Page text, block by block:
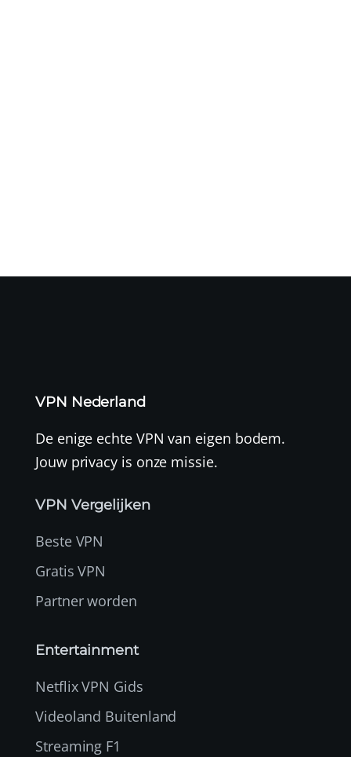
VPN Nederland
De enige echte VPN van eigen bodem.
Jouw privacy is onze missie.
VPN Vergelijken
Beste VPN
Gratis VPN
Partner worden
Entertainment
Netflix VPN Gids
Videoland Buitenland
Streaming F1